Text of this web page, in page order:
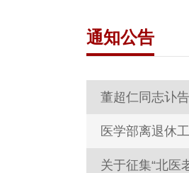
通知公告
董超仁同志讣告
医学部离退休
关于征集“北医